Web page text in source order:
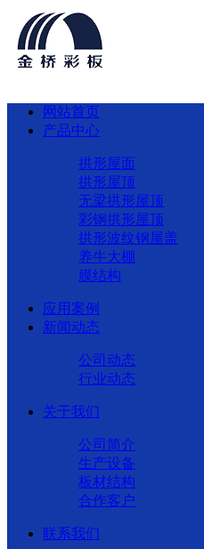
网站首页
产品中心
拱形屋面
拱形屋顶
无梁拱形屋顶
彩钢拱形屋顶
拱形波纹钢屋盖
养牛大棚
膜结构
应用案例
新闻动态
公司动态
行业动态
关于我们
公司简介
生产设备
板材结构
合作客户
联系我们